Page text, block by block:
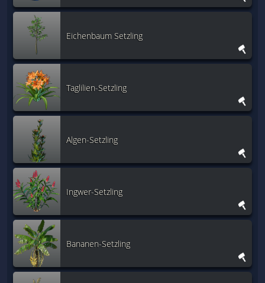
Eichenbaum Setzling
Taglilien-Setzling
Algen-Setzling
Ingwer-Setzling
Bananen-Setzling